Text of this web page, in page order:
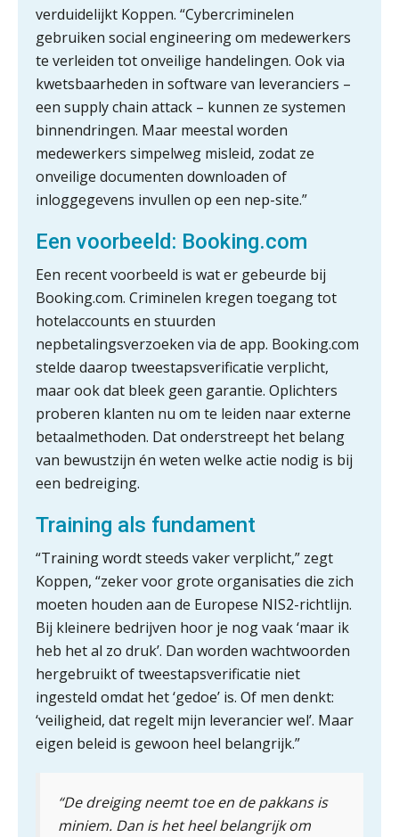
verduidelijkt Koppen. “Cybercriminelen
gebruiken social engineering om medewerkers
te verleiden tot onveilige handelingen. Ook via
kwetsbaarheden in software van leveranciers –
een supply chain attack – kunnen ze systemen
binnendringen. Maar meestal worden
medewerkers simpelweg misleid, zodat ze
onveilige documenten downloaden of
inloggegevens invullen op een nep-site.”
Een voorbeeld: Booking.com
Een recent voorbeeld is wat er gebeurde bij
Booking.com. Criminelen kregen toegang tot
hotelaccounts en stuurden
nepbetalingsverzoeken via de app. Booking.com
stelde daarop tweestapsverificatie verplicht,
maar ook dat bleek geen garantie. Oplichters
proberen klanten nu om te leiden naar externe
betaalmethoden. Dat onderstreept het belang
van bewustzijn én weten welke actie nodig is bij
een bedreiging.
Training als fundament
“Training wordt steeds vaker verplicht,” zegt
Koppen, “zeker voor grote organisaties die zich
moeten houden aan de Europese NIS2-richtlijn.
Bij kleinere bedrijven hoor je nog vaak ‘maar ik
heb het al zo druk’. Dan worden wachtwoorden
hergebruikt of tweestapsverificatie niet
ingesteld omdat het ‘gedoe’ is. Of men denkt:
‘veiligheid, dat regelt mijn leverancier wel’. Maar
eigen beleid is gewoon heel belangrijk.”
“De dreiging neemt toe en de pakkans is
miniem. Dan is het heel belangrijk om
Woord & Daad: “Van wildgroei naar
een structuur die iedereen begrijpt”
je kwartaalafsluiting. Dit wel.
Uitspraak Hoge Raad: subsidie voor
tuchtrechtspraak advocatuur is
belast met btw
Informer Money genomineerd voor
België
Wwft-compliance in 2026: doen we
het beter dan vorig jaar?
ICT & AI | Volledig automatische
factuurverwerking: zo kom je er
Hierom zijn webshopondernemers
extra kwetsbaar voor
boekhoudfouten
Blog | Aandachtspunten bij de
transitie in verband met de Wet
toekomst pensioenen voor de
werkgever
Verstoorde arbeidsrelatie als
ontslaggrond: zo begeleid je jouw
klant
Duizenden Nederlanders in de knel
door Amerikaanse belastingwet
Het functiegemak van de INT bij
adviezen over en aangiften van erf-
en schenkbelasting.
Zomer. Tijd om je loopbaan onder
de loep te nemen.
als verhuurplatform voor
vakantiewoningen